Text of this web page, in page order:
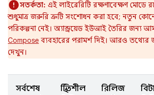
সতর্কতা: এই লাইব্রেরিটি রক্ষণাবেক্ষণ মোডে
শুধুমাত্র জরুরি ত্রুটি সংশোধন করা হবে; নতুন
পরিকল্পনা নেই। অ্যান্ড্রয়েড ইউআই তৈরির জন্য
Compose ব্যবহারের পরামর্শ দিই। আরও তথ্যের
দেখুন।
সর্বশেষ
স্থিতিশীল
রিলিজ